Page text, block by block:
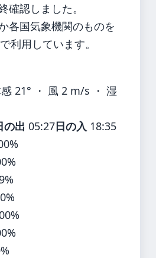
確認しました。
各国気象機関のものを
利用しています。
21° ・ 風 2 m/s ・ 湿
の出 05:27日の入 18:35